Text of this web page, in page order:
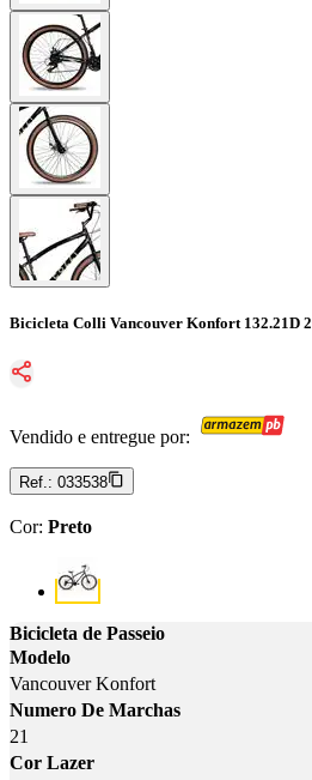
Bicicleta Colli Vancouver Konfort 132.21D
Vendido e entregue por:
Ref.: 033538
Cor: Preto
Cor: Preto
Bicicleta de Passeio
Modelo
Vancouver Konfort
Numero De Marchas
21
Cor Lazer